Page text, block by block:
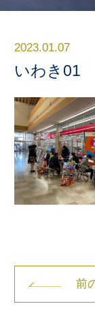
2023.01.07
いわき01
前